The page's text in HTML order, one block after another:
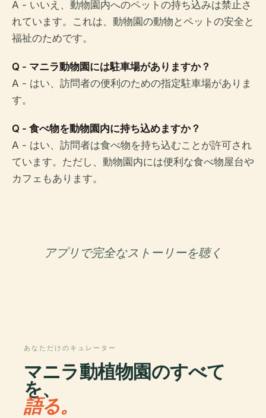
A - いいえ、動物園内へのペットの持ち込みは禁止さ
れています。これは、動物園の動物とペットの安全と
福祉のためです。
Q - マニラ動物園には駐車場がありますか？
A - はい、訪問者の便利のための指定駐車場がありま
す。
Q - 食べ物を動物園内に持ち込めますか？
A - はい、訪問者は食べ物を持ち込むことが許可され
ています。ただし、動物園内には便利な食べ物屋台や
カフェもあります。
アプリで完全なストーリーを聴く
あなただけのキュレーター
マニラ動植物園のすべて
を、
語る。